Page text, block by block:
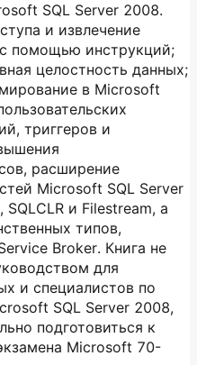
SQL Server 2008.
и извлечение
помощью инструкций;
целостность данных;
в Microsoft
триггеров и
расширение
Microsoft SQL Server
SQLCLR и Filestream, а
типов,
Broker. Книга не
для
и специалистов по
SQL Server 2008,
подготовиться к
Microsoft 70-